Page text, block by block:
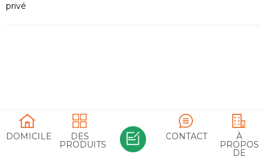
privé
Plante & extraits d'animaux
DOMICILE DES
PRODUITS
À
PROPOS
DE
CONTACT